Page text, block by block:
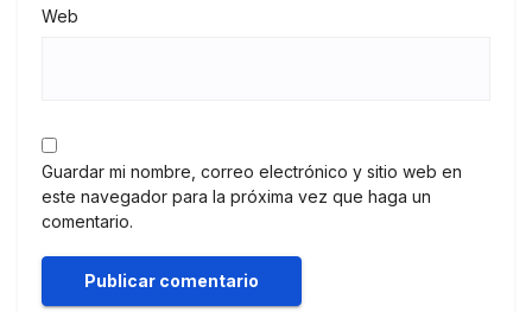
Web
Guardar mi nombre, correo electrónico y sitio web en
este navegador para la próxima vez que haga un
comentario.